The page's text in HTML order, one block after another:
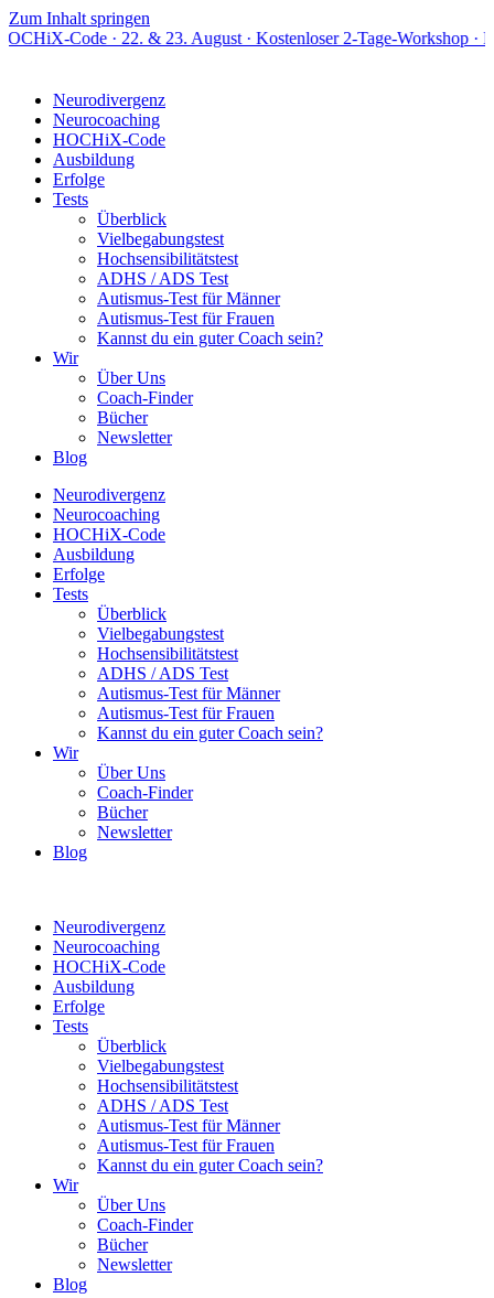
Zum Inhalt springen
· 22. & 23. August · Kostenloser 2-Tage-Workshop · Live online
Neurodivergenz
Neurocoaching
HOCHiX-Code
Ausbildung
Erfolge
Tests
Überblick
Vielbegabungstest
Hochsensibilitätstest
ADHS / ADS Test
Autismus-Test für Männer
Autismus-Test für Frauen
Kannst du ein guter Coach sein?
Wir
Über Uns
Coach-Finder
Bücher
Newsletter
Blog
Neurodivergenz
Neurocoaching
HOCHiX-Code
Ausbildung
Erfolge
Tests
Überblick
Vielbegabungstest
Hochsensibilitätstest
ADHS / ADS Test
Autismus-Test für Männer
Autismus-Test für Frauen
Kannst du ein guter Coach sein?
Wir
Über Uns
Coach-Finder
Bücher
Newsletter
Blog
Neurodivergenz
Neurocoaching
HOCHiX-Code
Ausbildung
Erfolge
Tests
Überblick
Vielbegabungstest
Hochsensibilitätstest
ADHS / ADS Test
Autismus-Test für Männer
Autismus-Test für Frauen
Kannst du ein guter Coach sein?
Wir
Über Uns
Coach-Finder
Bücher
Newsletter
Blog